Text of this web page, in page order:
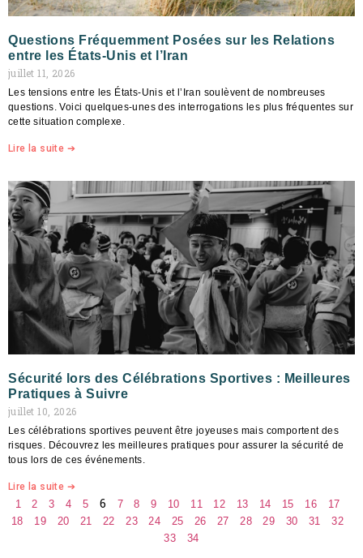
Questions Fréquemment Posées sur les Relations
entre les États-Unis et l’Iran
juillet 11, 2026
Les tensions entre les États-Unis et l’Iran soulèvent de nombreuses
questions. Voici quelques-unes des interrogations les plus fréquentes sur
cette situation complexe.
Lire la suite ➔
Sécurité lors des Célébrations Sportives : Meilleures
Pratiques à Suivre
juillet 10, 2026
Les célébrations sportives peuvent être joyeuses mais comportent des
risques. Découvrez les meilleures pratiques pour assurer la sécurité de
tous lors de ces événements.
Lire la suite ➔
1 2 3 4 5 6 7 8 9 10 11 12 13 14 15 16
17
18
19 20 21 22 23 24 25 26 27 28 29 30 31
32
33
34